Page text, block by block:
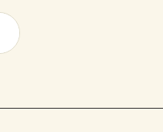
レシピ